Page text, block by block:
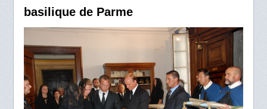
basilique de Parme